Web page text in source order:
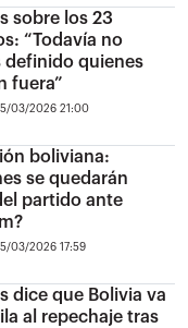
sobre los 23
“Todavía no
definido quienes
fuera”
03/2026 21:00
boliviana:
se quedarán
partido ante
03/2026 17:59
dice que Bolivia va
al repechaje tras